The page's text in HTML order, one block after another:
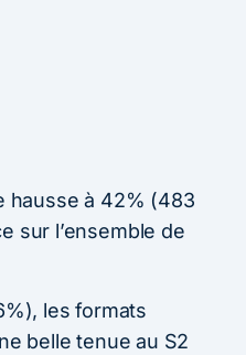
hausse à 42% (483
sur l’ensemble de
les formats
belle tenue au S2